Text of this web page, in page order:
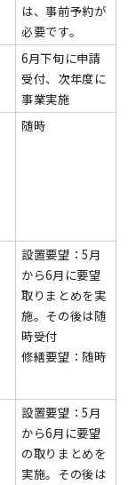
は、事前予約が
必要です。
6月下旬に申請
受付、次年度に
事業実施
随時
設置要望：5月
から6月に要望
取りまとめを実
施。その後は随
時受付
修繕要望：随時
設置要望：5月
から6月に要望
の取りまとめを
実施。その後は